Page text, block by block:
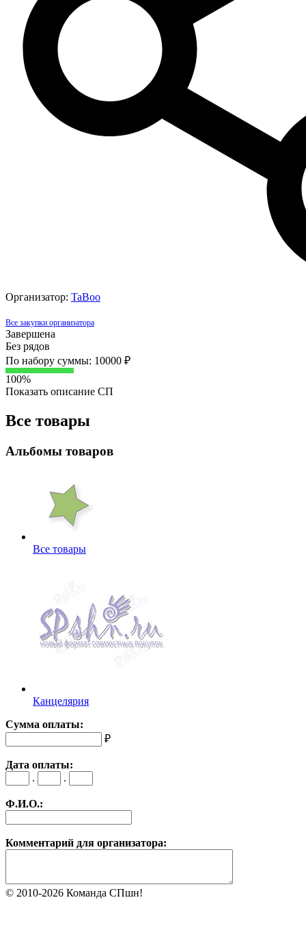
Организатор: TaBoo
Все закупки организатора
Завершена
Без рядов
По набору суммы: 10000 ₽
100%
Показать описание СП
Все товары
Альбомы товаров
Все товары
Канцелярия
Сумма оплаты:
₽
Дата оплаты:
.
.
Ф.И.О.:
Комментарий для организатора:
© 2010-2026 Команда СПшн!